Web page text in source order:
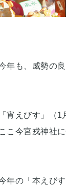
年も、威勢の
「宵えびす」（
ここ今宮戎神社
年の「本えび